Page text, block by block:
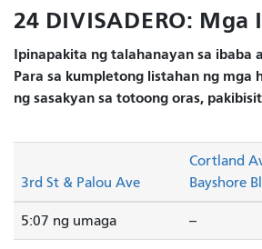
24 DIVISADERO: Mga
Ipinapakita ng talahanayan sa ibaba
Para sa kumpletong listahan ng
ng sasakyan sa totoong oras,
3rd St & Palou Ave
Cortland
Bayshore
5:07 ng umaga --